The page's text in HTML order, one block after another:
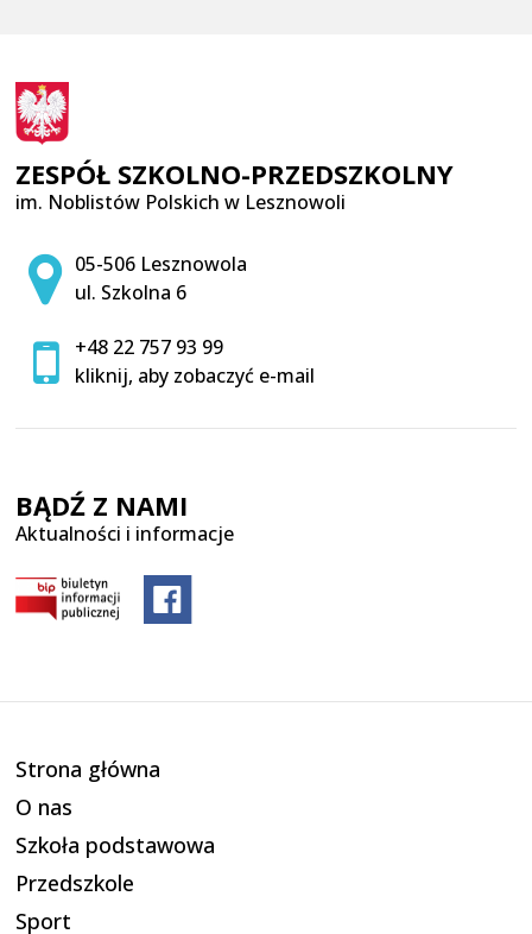
ZESPÓŁ SZKOLNO-PRZEDSZKOLNY
im. Noblistów Polskich w Lesznowoli
Adres pocztowy:
05-506 Lesznowola
ul. Szkolna 6
+48 22 757 93 99
kliknij, aby zobaczyć e-mail
BĄDŹ Z NAMI
Aktualności i informacje
Strona główna
O nas
Szkoła podstawowa
Przedszkole
Sport